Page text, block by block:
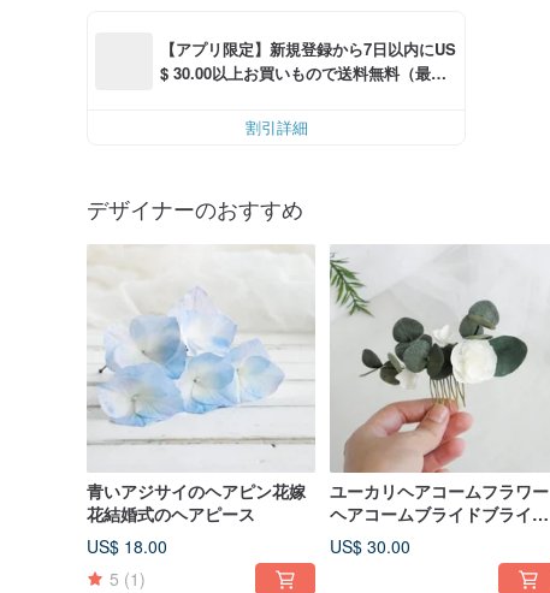
【アプリ限定】新規登録から7日以内にUS
$ 30.00以上お買いもので送料無料（最大U
割引詳細
デザイナーのおすすめ
青いアジサイのヘアピン花嫁
花結婚式のヘアピース
US$ 18.00
5 (1)
ユーカリヘアコームフラワー
ヘアコームブライドブライダ
ルヘアピースフローラル
US$ 30.00